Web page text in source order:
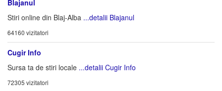
Blajanul
Stiri online din Blaj-Alba ...detalii Blajanul
64160 vizitatori
Cugir Info
Sursa ta de stiri locale ...detalii Cugir Info
72305 vizitatori